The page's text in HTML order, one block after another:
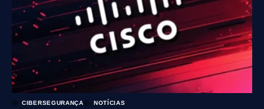
CIBERSEGURANÇA NOTÍCIAS